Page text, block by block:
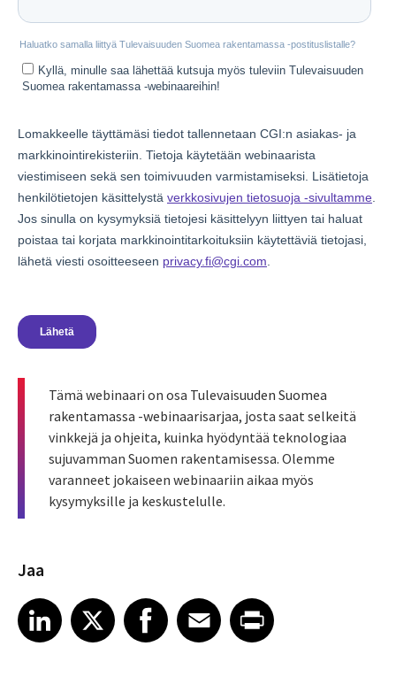
Tämä webinaari on osa Tulevaisuuden Suomea
rakentamassa -webinaarisarjaa, josta saat selkeitä
vinkkejä ja ohjeita, kuinka hyödyntää teknologiaa
sujuvamman Suomen rakentamisessa. Olemme
varanneet jokaiseen webinaariin aikaa myös
kysymyksille ja keskustelulle.
Jaa
Share article on LinkedIn
LinkedIn
Share article on XShare article on Facebook
Facebook
Share article on Email
EmailShare article on Print